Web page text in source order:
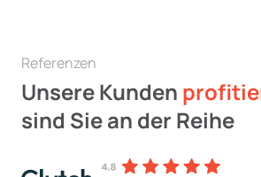
Referenzen
Unsere Kunden
sind Sie an der Reihe